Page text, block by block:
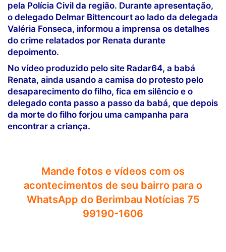
pela Polícia Civil da região. Durante apresentação,
o delegado Delmar Bittencourt ao lado da delegada
Valéria Fonseca, informou a imprensa os detalhes
do crime relatados por Renata durante
depoimento.
No vídeo produzido pelo site Radar64, a babá
Renata, ainda usando a camisa do protesto pelo
desaparecimento do filho, fica em silêncio e o
delegado conta passo a passo da babá, que depois
da morte do filho forjou uma campanha para
encontrar a criança.
Mande fotos e vídeos com os
acontecimentos de seu bairro para o
WhatsApp do Berimbau Notícias 75
99190-1606